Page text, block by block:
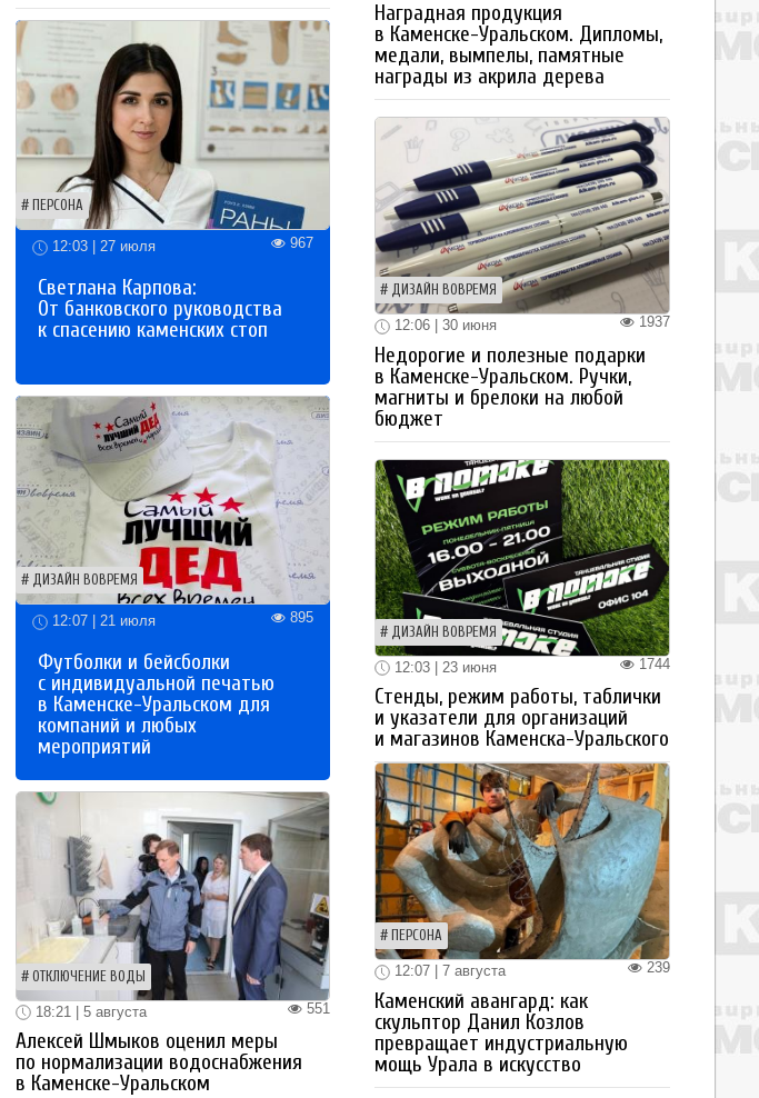
ПЕРСОНА
12:03 | 27 июля 967
Светлана Карпова:
От банковского руководства
к спасению каменских стоп
ДИЗАЙН ВОВРЕМЯ
12:07 | 21 июля 895
Футболки и бейсболки
с индивидуальной печатью
в Каменске-Уральском для
компаний и любых
мероприятий
ОТКЛЮЧЕНИЕ ВОДЫ
551
18:21 | 5 августа
Алексей Шмыков оценил меры
по нормализации водоснабжения
в Каменске-Уральском
Наградная продукция
в Каменске-Уральском. Дипломы,
медали, вымпелы, памятные
награды из акрила дерева
ДИЗАЙН ВОВРЕМЯ
1937
12:06 | 30 июня
Недорогие и полезные подарки
в Каменске-Уральском. Ручки,
магниты и брелоки на любой
бюджет
ДИЗАЙН ВОВРЕМЯ
1744
12:03 | 23 июня
Стенды, режим работы, таблички
и указатели для организаций
и магазинов Каменска-Уральского
ПЕРСОНА
239
12:07 | 7 августа
Каменский авангард: как
скульптор Данил Козлов
превращает индустриальную
мощь Урала в искусство